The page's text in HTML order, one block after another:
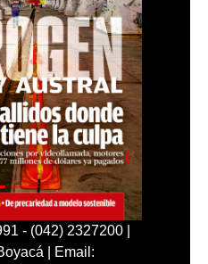
- (042) 2327200 |
| Email: